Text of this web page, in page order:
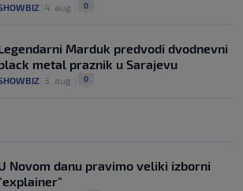
4. aug. 0
Marduk predvodi dvodnevni
metal praznik u Sarajevu
3. aug. 0
Novom danu pravimo veliki izborni